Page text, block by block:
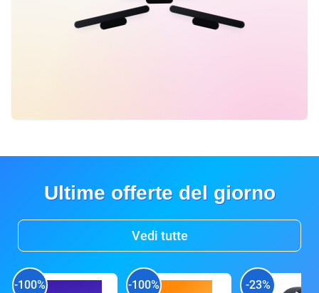
Ultime offerte del giorno
Vedi tutte
-100% -100% -23%